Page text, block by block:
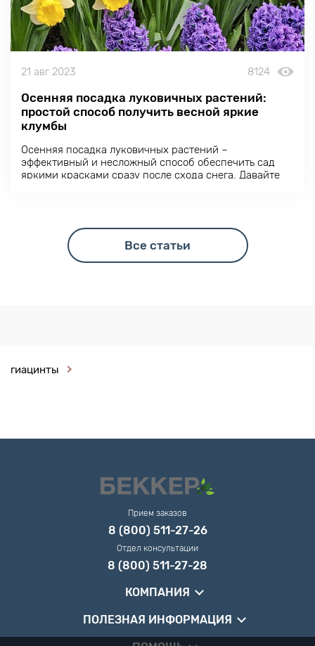
21 авг 2023 8124
Осенняя посадка луковичных растений:
простой способ получить весной яркие
клумбы
Осенняя посадка луковичных растений –
эффективный и несложный способ обеспечить сад
яркими красками сразу после схода снега. Давайте
Все статьи
гиацинты
Прием заказов
8 (800) 511-27-26
Отдел консультации
8 (800) 511-27-28
КОМПАНИЯ
ПОЛЕЗНАЯ ИНФОРМАЦИЯ